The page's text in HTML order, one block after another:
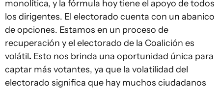
monolítica, y la fórmula hoy tiene el apoyo de todos
los dirigentes. El electorado cuenta con un abanico
de opciones. Estamos en un proceso de
recuperación y el electorado de la Coalición es
volátil. Esto nos brinda una oportunidad única para
captar más votantes, ya que la volatilidad del
electorado significa que hay muchos ciudadanos